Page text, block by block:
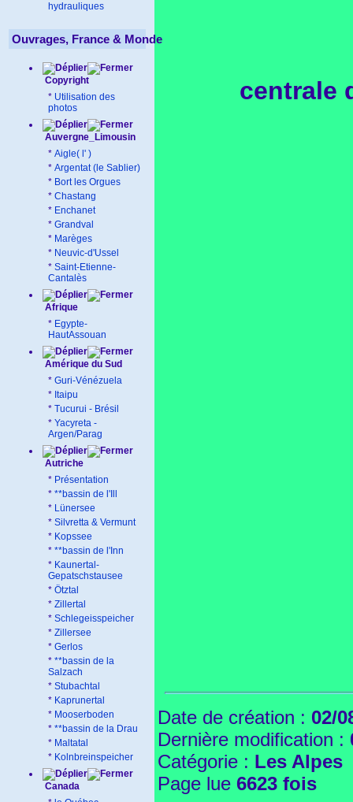
hydrauliques
Ouvrages, France & Monde
Copyright
* Utilisation des
photos
Auvergne_Limousin
* Aigle( l' )
* Argentat (le Sablier)
* Bort les Orgues
* Chastang
* Enchanet
* Grandval
* Marèges
* Neuvic-d'Ussel
* Saint-Etienne-
Cantalès
Afrique
* Egypte-
HautAssouan
Amérique du Sud
* Guri-Vénézuela
* Itaipu
* Tucurui - Brésil
* Yacyreta -
Argen/Parag
Autriche
* Présentation
* **bassin de l'Ill
* Lünersee
* Silvretta & Vermunt
* Kopssee
* **bassin de l'Inn
* Kaunertal-
Gepatschstausee
* Ötztal
* Zillertal
* Schlegeisspeicher
* Zillersee
* Gerlos
* **bassin de la
Salzach
* Stubachtal
* Kaprunertal
* Mooserboden
* **bassin de la Drau
* Maltatal
* Kolnbreinspeicher
Canada
centrale
Date de création : 02/
Dernière modification :
Catégorie : Les Alpes
Page lue 6623 fois